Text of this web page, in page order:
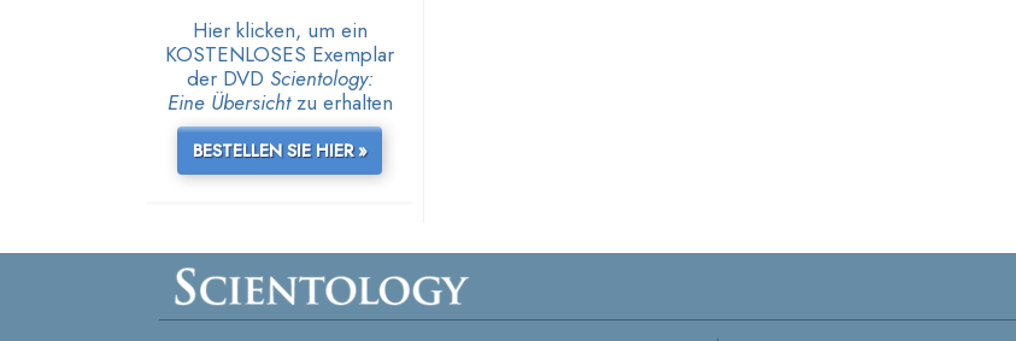
Hier klicken, um ein
KOSTENLOSES Exemplar
der DVD Scientology:
Eine Übersichtzu erhalten
BESTELLEN SIE HIER »